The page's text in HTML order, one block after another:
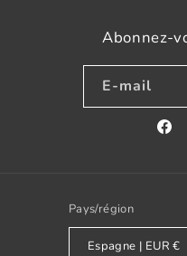
Abonnez-
E-mail
Pays/région
Espagne | EUR €